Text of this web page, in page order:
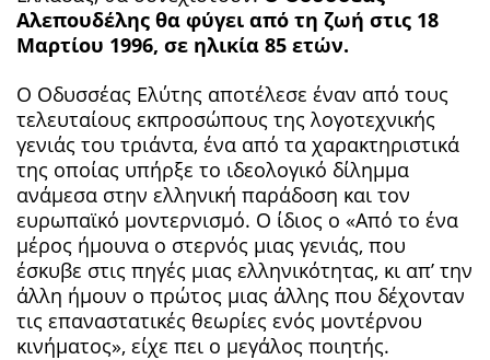
Αλεπουδέλης θα φύγει από τη ζωή στις 18
Μαρτίου 1996, σε ηλικία 85 ετών.
Ο Οδυσσέας Ελύτης αποτέλεσε έναν από τους
τελευταίους εκπροσώπους της λογοτεχνικής
γενιάς του τριάντα, ένα από τα χαρακτηριστικά
της οποίας υπήρξε το ιδεολογικό δίλημμα
ανάμεσα στην ελληνική παράδοση και τον
ευρωπαϊκό μοντερνισμό. Ο ίδιος ο «Από το ένα
μέρος ήμουνα ο στερνός μιας γενιάς, που
έσκυβε στις πηγές μιας ελληνικότητας, κι απ’ την
άλλη ήμουν ο πρώτος μιας άλλης που δέχονταν
τις επαναστατικές θεωρίες ενός μοντέρνου
κινήματος», είχε πει ο μεγάλος ποιητής.